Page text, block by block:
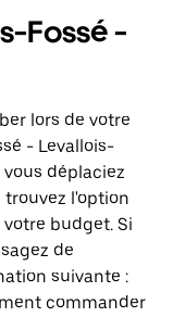
Fossé -
lors de votre
- Levallois-
vous déplaciez
trouvez l'option
budget. Si
de
suivante :
commander